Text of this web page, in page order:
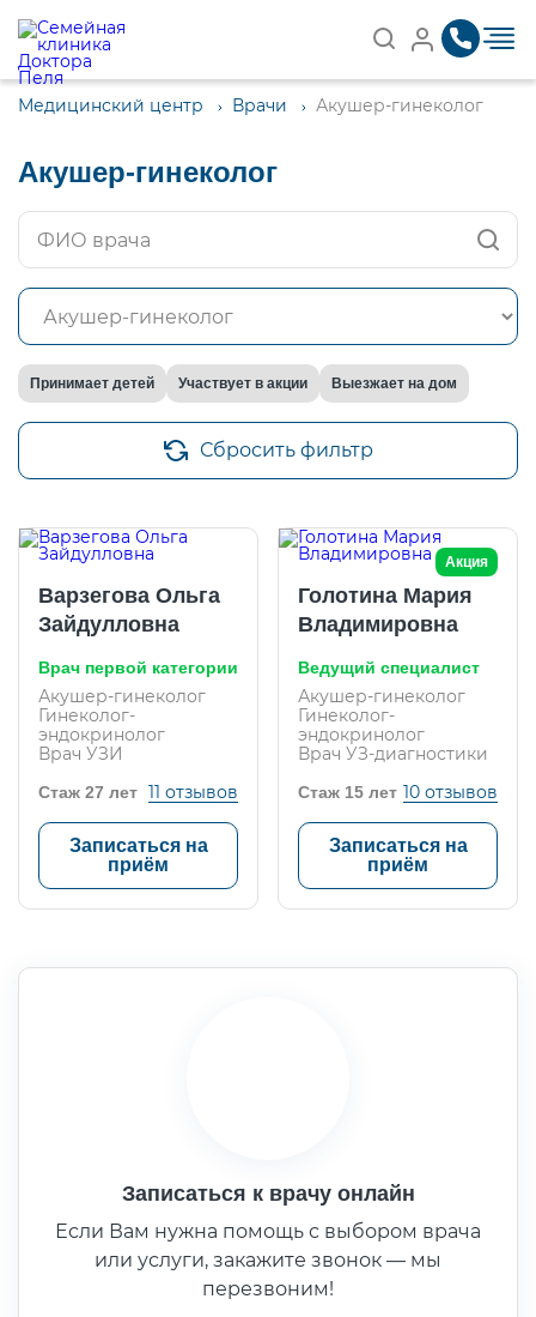
Найти
Медицинский центр Врачи Акушер-гинеколог
Акушер-гинеколог
Принимает детей Участвует в акции Выезжает на дом
Сбросить фильтр
Варзегова Ольга
Зайдулловна
Врач первой категории
Акушер-гинеколог
Гинеколог-
эндокринолог
Врач УЗИ
Стаж 27 лет 11 отзывов
Записаться на
приём
Акция
Голотина Мария
Владимировна
Ведущий специалист
Акушер-гинеколог
Гинеколог-
эндокринолог
Врач УЗ-диагностики
Стаж 15 лет 10 отзывов
Записаться на
приём
Записаться к врачу онлайн
Если Вам нужна помощь с выбором врача
или услуги, закажите звонок — мы
перезвоним!